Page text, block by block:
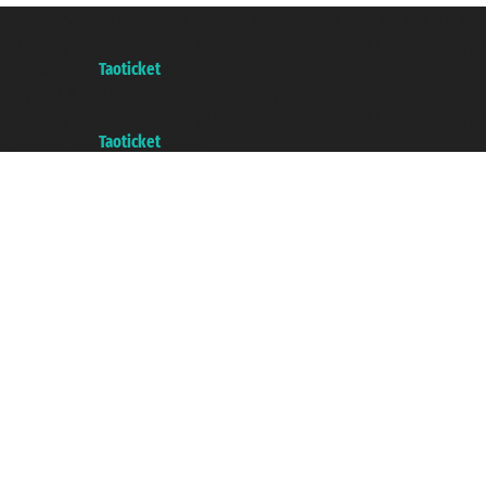
Taoticket
Taoticket